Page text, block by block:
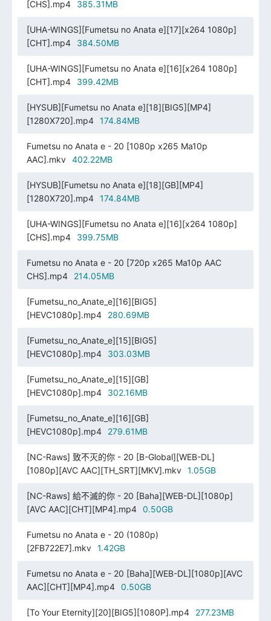
[CHS].mp4 385.31MB
[UHA-WINGS][Fumetsu no Anata e][17][x264 1080p]
[CHT].mp4
384.50MB
[UHA-WINGS][Fumetsu no Anata e][16][x264 1080p]
[CHT].mp4
399.42MB
[HYSUB][Fumetsu no Anata e][18][BIG5][MP4]
[1280X720].mp4
174.84MB
Fumetsu no Anata e - 20 [1080p x265 Ma10p
AAC].mkv
402.22MB
[HYSUB][Fumetsu no Anata e][18][GB][MP4]
[1280X720].mp4
174.84MB
[UHA-WINGS][Fumetsu no Anata e][16][x264 1080p]
[CHS].mp4
399.75MB
Fumetsu no Anata e - 20 [720p x265 Ma10p AAC
CHS].mp4
214.05MB
[Fumetsu_no_Anate_e][16][BIG5]
[HEVC1080p].mp4
280.69MB
[Fumetsu_no_Anate_e][15][BIG5]
[HEVC1080p].mp4
303.03MB
[Fumetsu_no_Anate_e][15][GB]
[HEVC1080p].mp4
302.16MB
[Fumetsu_no_Anate_e][16][GB]
[HEVC1080p].mp4
279.61MB
[NC-Raws] 致不灭的你 - 20 [B-Global][WEB-DL]
[1080p][AVC AAC][TH_SRT][MKV].mkv
1.05GB
[NC-Raws] 給不滅的你 - 20 [Baha][WEB-DL][1080p]
[AVC AAC][CHT][MP4].mp4
0.50GB
Fumetsu no Anata e - 20 (1080p)
[2FB722E7].mkv
1.42GB
Fumetsu no Anata e - 20 [Baha][WEB-DL][1080p][AVC
AAC][CHT][MP4].mp4
0.50GB
[To Your Eternity][20][BIG5][1080P].mp4 277.23MB